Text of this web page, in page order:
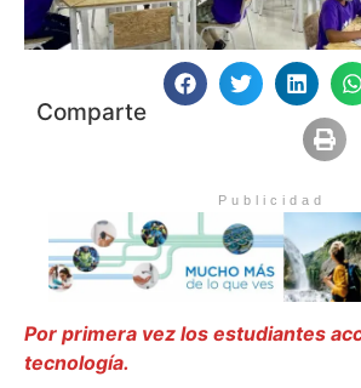
Comparte
Publicidad
Por primera vez los estudiantes
tecnología.